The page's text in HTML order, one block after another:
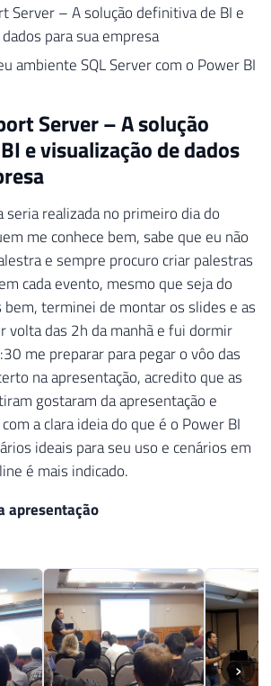
Server – A solução definitiva de BI e
para sua empresa
ambiente SQL Server com o Power BI
Server – A solução
e visualização de dados
realizada no primeiro dia do
me conhece bem, sabe que eu não
e sempre procuro criar palestras
cada evento, mesmo que seja do
terminei de montar os slides e as
volta das 2h da manhã e fui dormir
me preparar para pegar o vôo das
na apresentação, acredito que as
gostaram da apresentação e
a clara ideia do que é o Power BI
ideais para seu uso e cenários em
é mais indicado.
apresentação
›